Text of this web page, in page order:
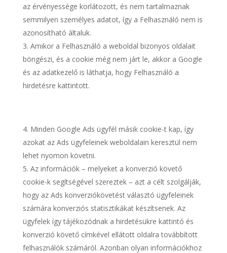
az érvényessége korlátozott, és nem tartalmaznak
semmilyen személyes adatot, így a Felhasználó nem is
azonosítható általuk.
Amikor a Felhasználó a weboldal bizonyos oldalait
böngészi, és a cookie még nem járt le, akkor a Google
és az adatkezelő is láthatja, hogy Felhasználó a
hirdetésre kattintott.
Minden Google Ads ügyfél másik cookie-t kap, így
azokat az Ads ügyfeleinek weboldalain keresztül nem
lehet nyomon követni.
Az információk – melyeket a konverzió követő
cookie-k segítségével szereztek – azt a célt szolgálják,
hogy az Ads konverziókövetést választó ügyfeleinek
számára konverziós statisztikákat készítsenek. Az
ügyfelek így tájékozódnak a hirdetésükre kattintó és
konverzió követő címkével ellátott oldalra továbbított
felhasználók számáról. Azonban olyan információkhoz